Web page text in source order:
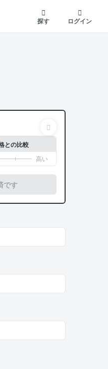
探す
ログイン
との比較
です